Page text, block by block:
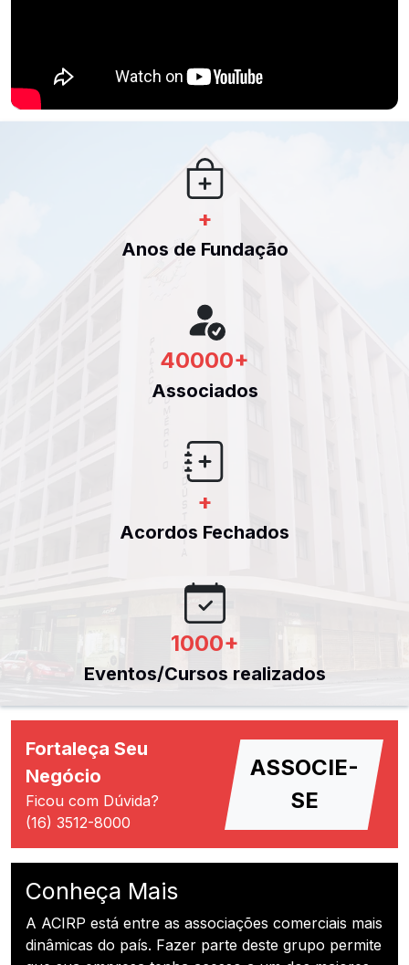
+
Anos de Fundação
40000+
Associados
+
Acordos Fechados
1000+
Eventos/Cursos realizados
Fortaleça Seu
Negócio
Ficou com Dúvida?
(16) 3512-8000
ASSOCIE-
SE
Conheça Mais
A ACIRP está entre as associações comerciais mais
dinâmicas do país. Fazer parte deste grupo permite